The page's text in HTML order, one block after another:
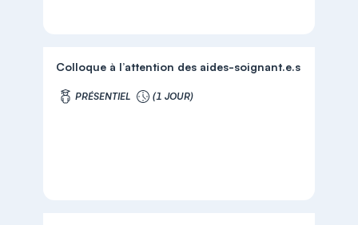
Colloque à l’attention des aides-soignant.e.s
PRÉSENTIEL (1 JOUR)